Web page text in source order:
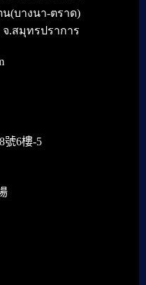
(บางนา-ตราด)
จ.สมุทรปราการ
號6樓-5